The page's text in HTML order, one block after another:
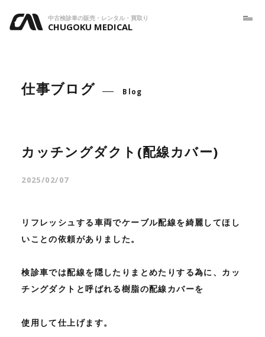
中古検診車の販売・レンタル・買取り
CHUGOKU MEDICAL
仕事ブログ Blog
カッチングダクト(配線カバー)
2025/02/07
リフレッシュする車両でケーブル配線を綺麗してほし
いことの依頼がありました。
検診車では配線を隠したりまとめたりする為に、カッ
チングダクトと呼ばれる樹脂の配線カバーを
使用して仕上げます。